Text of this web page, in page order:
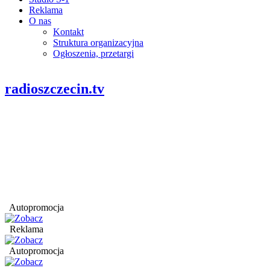
Reklama
O nas
Kontakt
Struktura organizacyjna
Ogłoszenia, przetargi
radioszczecin.tv
Autopromocja
Reklama
Autopromocja